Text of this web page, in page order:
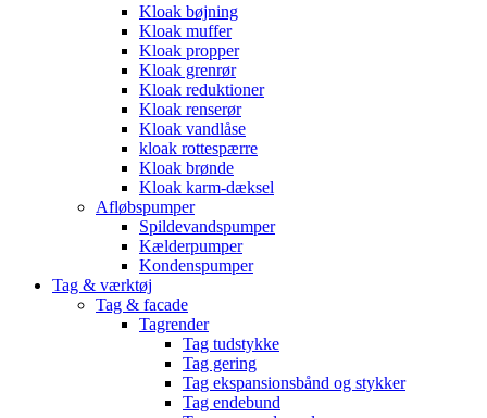
Kloak bøjning
Kloak muffer
Kloak propper
Kloak grenrør
Kloak reduktioner
Kloak renserør
Kloak vandlåse
kloak rottespærre
Kloak brønde
Kloak karm-dæksel
Afløbspumper
Spildevandspumper
Kælderpumper
Kondenspumper
Tag & værktøj
Tag & facade
Tagrender
Tag tudstykke
Tag gering
Tag ekspansionsbånd og stykker
Tag endebund